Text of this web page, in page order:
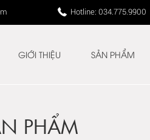
Hotline: 034.775.9900
GIỚI THIỆU SẢN PHẨM
PHẨM